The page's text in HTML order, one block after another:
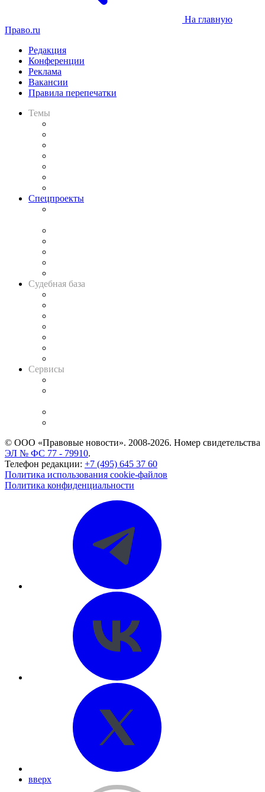
На главную
Право.ru
Редакция
Конференции
Реклама
Вакансии
Правила перепечатки
Темы
Спецпроекты
Судебная база
Сервисы
© ООО «Правовые новости». 2008-2026. Номер свидетельства
ЭЛ № ФС 77 - 79910.
Телефон редакции: +7 (495) 645 37 60
Политика использования cookie-файлов
Политика конфиденциальности
вверх